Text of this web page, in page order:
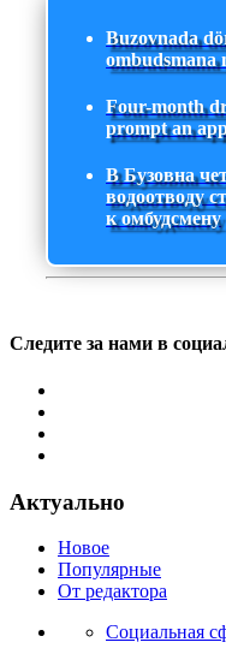
Buzovnada
ombudsmana
Four-month
prompt an
В Бузовна
водоотводу
к омбудсмену
Следите за нами в
Актуально
Новое
Популярные
От редактора
Социальная